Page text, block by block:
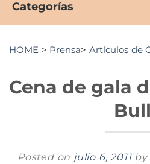
Categorías
HOME > Prensa> Artículos de
Cena de gala
Posted on julio 6, 2011 by